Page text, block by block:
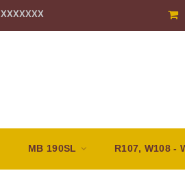
XXXXXXX
MB 190SL R107, W108 -